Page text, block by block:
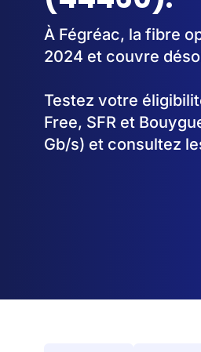
À Fégréac, la fibre
2024 et couvre
Testez votre
Free, SFR et
Gb/s) et consultez